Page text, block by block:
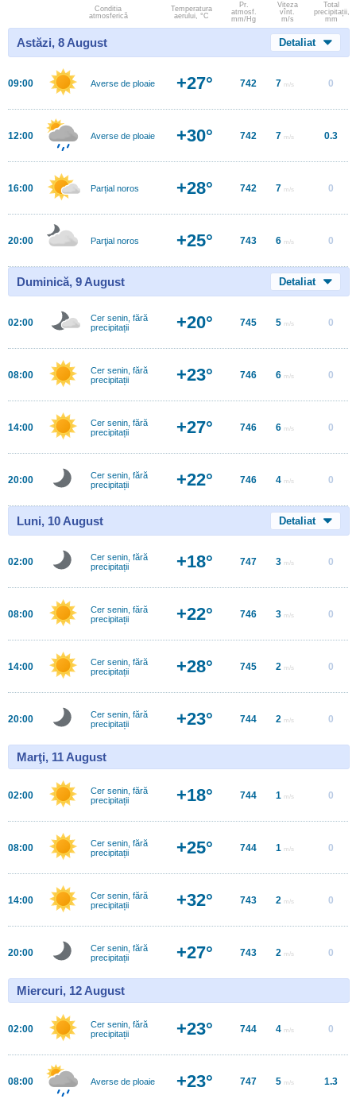
Conditia
atmosferică
Temperatura
aerului, °C
Pr.
atmosf.
mm/Hg
Viteza
vînt.
m/s
Total
precipitații,
mm
Astăzi, 8 August Detaliat
09:00 Averse de ploaie +27° 742 7 m/s 0
12:00 Averse de ploaie +30° 742 7 m/s 0.3
16:00 Parțial noros +28° 742 7 m/s 0
20:00 Parţial noros +25° 743 6 m/s 0
Duminică, 9 August Detaliat
02:00
Cer senin, fără
precipitații
+20° 745 5 m/s 0
08:00
Cer senin, fără
precipitații
+23° 746 6 m/s 0
14:00
Cer senin, fără
precipitații
+27° 746 6 m/s 0
20:00
Cer senin, fără
precipitații
+22° 746 4 m/s 0
Luni, 10 August Detaliat
02:00
Cer senin, fără
precipitații
+18° 747 3 m/s 0
08:00
Cer senin, fără
precipitații
+22° 746 3 m/s 0
14:00
Cer senin, fără
precipitații
+28° 745 2 m/s 0
20:00
Cer senin, fără
precipitații
+23° 744 2 m/s 0
Marţi, 11 August
02:00
Cer senin, fără
precipitații
+18° 744 1 m/s 0
08:00
Cer senin, fără
precipitații
+25° 744 1 m/s 0
14:00
Cer senin, fără
precipitații
+32° 743 2 m/s 0
20:00
Cer senin, fără
precipitații
+27° 743 2 m/s 0
Miercuri, 12 August
02:00
Cer senin, fără
precipitații
+23° 744 4 m/s 0
08:00 Averse de ploaie +23° 747 5 m/s 1.3